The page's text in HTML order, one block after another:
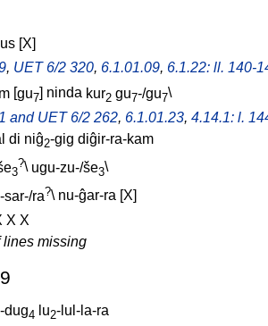
[X]
, UET 6/2 320, 6.1.01.09, 6.1.22: ll. 140-
gu7 ninda kur2 gu7-/gu7\
and UET 6/2 262, 6.1.01.23, 4.14.1: l.
di niĝ2-gig diĝir-ra-kam
3
?\ ugu-zu-/še3\
sar-/ra?\ nu-ĝar-ra X
X X
lines missing
-dug4 lu2-lul-la-ra